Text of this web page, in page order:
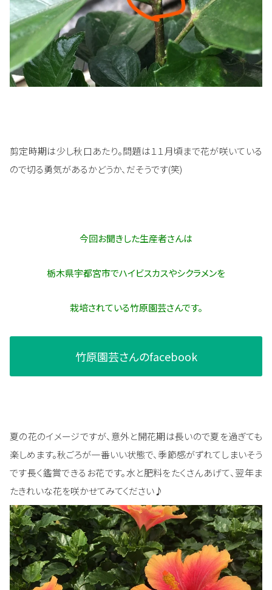
剪定時期は少し秋口あたり。問題は１１月頃まで花が咲いている
ので切る勇気があるかどうか、だそうです(笑)
今回お聞きした生産者さんは
栃木県宇都宮市でハイビスカスやシクラメンを
栽培されている竹原園芸さんです。
竹原園芸さんのfacebook
夏の花のイメージですが、意外と開花期は長いので夏を過ぎても
楽しめます。秋ごろが一番いい状態で、季節感がずれてしまいそう
です長く鑑賞できるお花です。水と肥料をたくさんあげて、翌年ま
たきれいな花を咲かせてみてください♪